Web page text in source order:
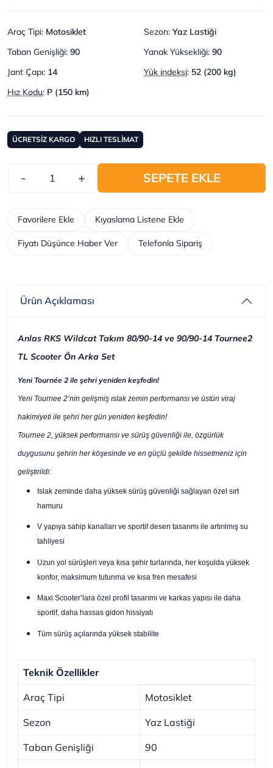
Araç Tipi: Motosiklet Sezon: Yaz Lastiği
Taban Genişliği: 90 Yanak Yüksekliği: 90
Jant Çapı: 14 Yük indeksi: 52 (200 kg)
Hız Kodu: P (150 km)
ÜCRETSİZ KARGO HIZLI TESLİMAT
- + SEPETE EKLE
Telefonla Sipariş
Kıyaslama Listene Ekle
Favorilere Ekle
Fiyatı Düşünce Haber Ver
Ürün Açıklaması
Anlas RKS Wildcat Takım 80/90-14 ve 90/90-14 Tournee2
TL Scooter Ön Arka Set
Yeni Tournée 2 ile şehri yeniden keşfedin!
Yeni Tournee 2’nin gelişmiş ıslak zemin performansı ve üstün viraj
hakimiyeti ile şehri her gün yeniden keşfedin!
Tournee 2, yüksek performansı ve sürüş güvenliği ile, özgürlük
duygusunu şehrin her köşesinde ve en güçlü şekilde hissetmeniz için
geliştirildi:
Islak zeminde daha yüksek sürüş güvenliği sağlayan özel sırt
hamuru
V yapıya sahip kanalları ve sportif desen tasarımı ile artırılmış su
tahliyesi
Uzun yol sürüşleri veya kısa şehir turlarında, her koşulda yüksek
konfor, maksimum tutunma ve kısa fren mesafesi
Maxi Scooter’lara özel profil tasarımı ve karkas yapısı ile daha
sportif, daha hassas gidon hissiyatı
Tüm sürüş açılarında yüksek stabilite
Teknik Özellikler
Araç Tipi Motosiklet
Sezon Yaz Lastiği
Taban Genişliği 90